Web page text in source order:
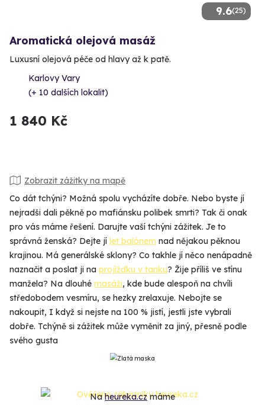
9.6(25)
Aromatická olejová masáž
Luxusní olejová péče od hlavy až k patě.
Karlovy Vary
(+ 10 dalších lokalit)
1 840 Kč
Zobrazit zážitky na mapě
Co dát tchýni? Možná spolu vycházíte dobře. Nebo byste jí
nejradši dali pěkně po mafiánsku polibek smrti? Tak či onak
pro vás máme řešení. Darujte vaší tchýni zážitek. Je to
správná ženská? Dejte jí let balónem nad nějakou pěknou
krajinou. Má generálské sklony? Co takhle jí něco nenápadně
naznačit a poslat ji na projížďku v tanku? Žije příliš ve stínu
manžela? Na dlouhé masáži, kde bude alespoň na chvíli
středobodem vesmíru, se hezky zrelaxuje. Nebojte se
nakoupit, I když si nejste na 100 % jistí, jestli jste vybrali
dobře. Tchýně si zážitek může vyměnit za jiný, přesně podle
svého gusta
Naheureka.czmáme